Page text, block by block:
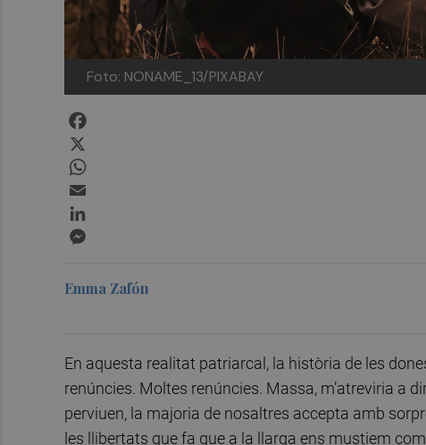
Foto: NONAME_13/PIXABAY
Emma Zafón
En aquesta realitat patriarcal, la història de les
renúncies. Moltes renúncies. Massa, m’atreviria a
perviuen, la majoria de nosaltres accepta amb
les llibertats que fa que a la llarga ens mustiem